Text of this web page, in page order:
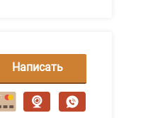
Написать
сообщение